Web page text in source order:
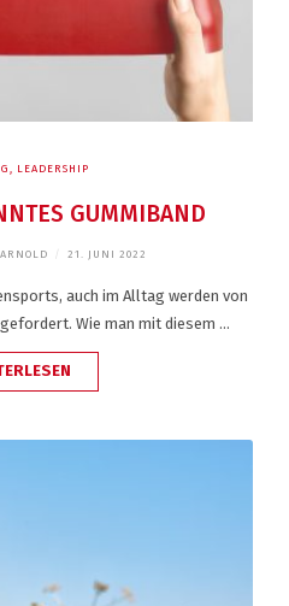
LEADERSHIP
GUMMIBAND
21. JUNI 2022
auch im Alltag werden von
Wie man mit diesem …
„WIE